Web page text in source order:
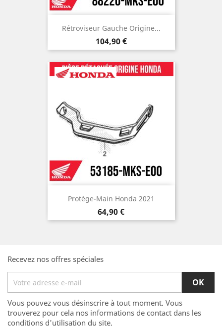
Rétroviseur Gauche Origine...
Prix
104,90 €
Protège-Main Honda 2021
Prix
64,90 €
Recevez nos offres spéciales
Vous pouvez vous désinscrire à tout moment. Vous
trouverez pour cela nos informations de contact dans les
conditions d'utilisation du site.